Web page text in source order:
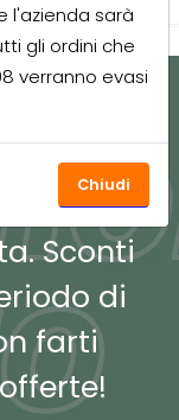
Sconti
di
farti
l'azienda sarà
gli ordini che
verranno evasi
Chiudi